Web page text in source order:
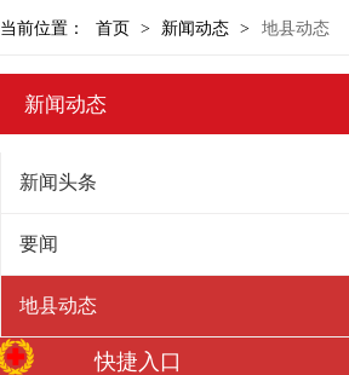
当前位置： 首页 > 新闻动态 > 地县动态
新闻动态
新闻头条
要闻
地县动态
快捷入口